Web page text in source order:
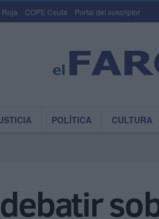
Roja COPE Ceuta Portal del suscriptor
POLÍTICA CULTURA